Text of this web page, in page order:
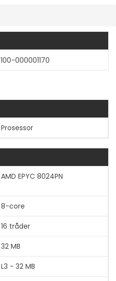
Vis mer
100-000001170
Prosessor
AMD EPYC 8024PN
8-core
16 tråder
32 MB
L3 - 32 MB